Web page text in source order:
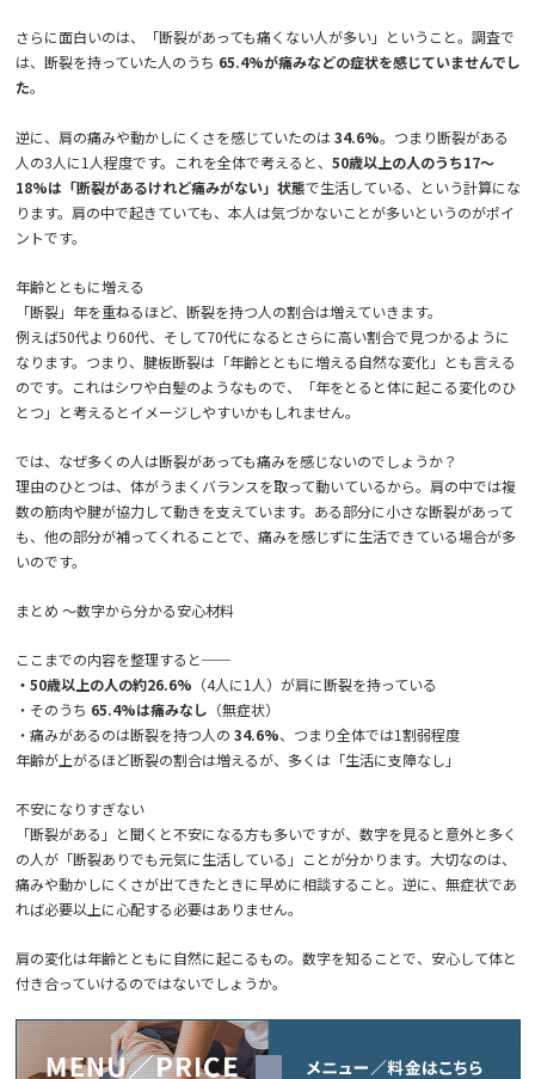
さらに面白いのは、「断裂があっても痛くない人が多い」ということ。調査で
は、断裂を持っていた人のうち 65.4%が痛みなどの症状を感じていませんでし
た。
逆に、肩の痛みや動かしにくさを感じていたのは34.6%。つまり断裂がある
人の3人に1人程度です。これを全体で考えると、 50歳以上の人のうち17〜
18%は「断裂があるけれど痛みがない」状態で生活している、という計算にな
ります。肩の中で起きていても、本人は気づかないことが多いというのがポイ
ントです。
年齢とともに増える
「断裂」年を重ねるほど、断裂を持つ人の割合は増えていきます。
例えば50代より60代、そして70代になるとさらに高い割合で見つかるように
なります。つまり、腱板断裂は「年齢とともに増える自然な変化」とも言える
のです。これはシワや白髪のようなもので、「年をとると体に起こる変化のひ
とつ」と考えるとイメージしやすいかもしれません。
では、なぜ多くの人は断裂があっても痛みを感じないのでしょうか？
理由のひとつは、体がうまくバランスを取って動いているから。肩の中では複
数の筋肉や腱が協力して動きを支えています。ある部分に小さな断裂があって
も、他の部分が補ってくれることで、痛みを感じずに生活できている場合が多
いのです。
まとめ 〜数字から分かる安心材料
ここまでの内容を整理すると──
・50歳以上の人の約26.6% （4人に1人）が肩に断裂を持っている
・そのうち 65.4%は痛みなし （無症状）
・痛みがあるのは断裂を持つ人の 34.6%、つまり全体では1割弱程度
年齢が上がるほど断裂の割合は増えるが、多くは「生活に支障なし」
不安になりすぎない
「断裂がある」と聞くと不安になる方も多いですが、数字を見ると意外と多く
の人が「断裂ありでも元気に生活している」ことが分かります。大切なのは、
痛みや動かしにくさが出てきたときに早めに相談すること。逆に、無症状であ
れば必要以上に心配する必要はありません。
肩の変化は年齢とともに自然に起こるもの。数字を知ることで、安心して体と
付き合っていけるのではないでしょうか。